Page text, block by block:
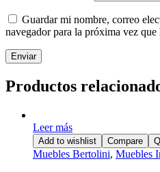
Guardar mi nombre, correo
navegador para la próxima vez que
Productos
Leer más
Add to wishlist Compare
Muebles Bertolini, Muebles